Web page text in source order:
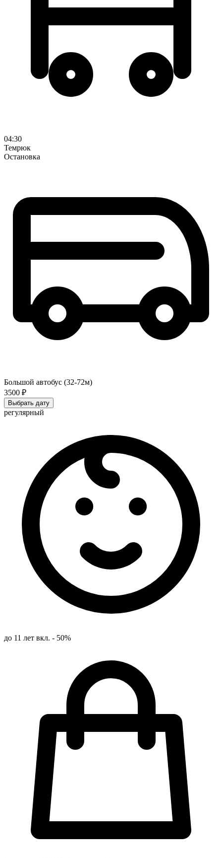
04:30
Темрюк
Остановка
Большой автобус (32-72м)
3500 ₽
Выбрать дату
регулярный
до 11 лет вкл. - 50%